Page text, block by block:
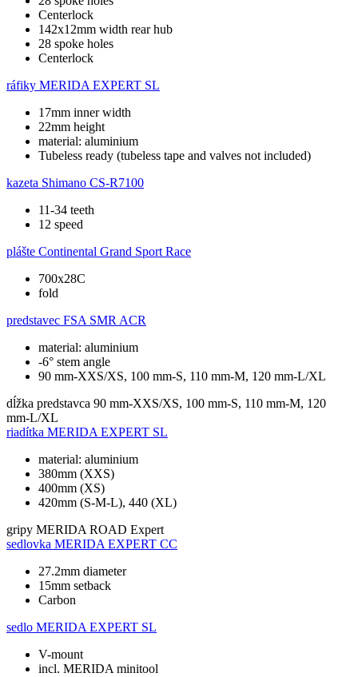
Centerlock
142x12mm width rear hub
28 spoke holes
Centerlock
ráfiky MERIDA EXPERT SL
17mm inner width
22mm height
material: aluminium
Tubeless ready (tubeless tape and valves not included)
kazeta Shimano CS-R7100
11-34 teeth
12 speed
plášte Continental Grand Sport Race
700x28C
fold
predstavec FSA SMR ACR
material: aluminium
-6° stem angle
90 mm-XXS/XS, 100 mm-S, 110 mm-M, 120 mm-L/XL
dĺžka predstavca 90 mm-XXS/XS, 100 mm-S, 110 mm-M, 120
mm-L/XL
riadítka MERIDA EXPERT SL
material: aluminium
380mm (XXS)
400mm (XS)
420mm (S-M-L), 440 (XL)
gripy MERIDA ROAD Expert
sedlovka MERIDA EXPERT CC
27.2mm diameter
15mm setback
Carbon
sedlo MERIDA EXPERT SL
V-mount
incl. MERIDA minitool